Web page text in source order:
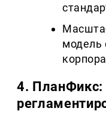
модель
4. ПланФикс: